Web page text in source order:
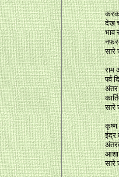
देख
भाव
सारे
राम
पर्व
अंतर
सारे
कृष्ण
इंद्र
आशा
सारे